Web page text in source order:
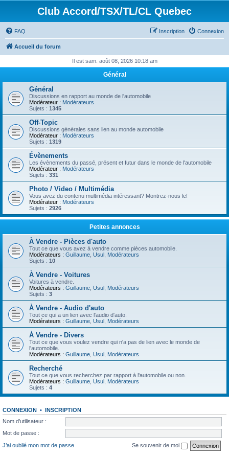
Club Accord/TSX/TL/CL Quebec
FAQ Connexion
Inscription
Accueil du forum
Il est sam. août 08, 2026 10:18 am
Général
Général
Discussions en rapport au monde de l'automobile
Modérateur : Modérateurs
Sujets : 1345
Off-Topic
Discussions générales sans lien au monde automobile
Modérateur : Modérateurs
Sujets : 1319
Évènements
Les évènements du passé, présent et futur dans le monde de l'automobile
Modérateur : Modérateurs
Sujets : 331
Photo / Video / Multimédia
Vous avez du contenu multimédia intéressant? Montrez-nous le!
Modérateur : Modérateurs
Sujets : 2926
Petites annonces
À Vendre - Pièces d'auto
Tout ce que vous avez à vendre comme pièces automobile.
Modérateurs : Guillaume Usul Modérateurs
Sujets : 10
À Vendre - Voitures
Voitures à vendre.
Modérateurs : Guillaume Usul Modérateurs
Sujets : 3
À Vendre - Audio d'auto
Tout ce qui a un lien avec l'audio d'auto.
Modérateurs : Guillaume Usul Modérateurs
À Vendre - Divers
Tout ce que vous voulez vendre qui n'a pas de lien avec le monde de
l'automobile.
Modérateurs : Guillaume Usul Modérateurs
Recherché
Tout ce que vous recherchez par rapport à l'automobile ou non.
Modérateurs : Guillaume Usul Modérateurs
Sujets : 4
CONNEXION • INSCRIPTION
Nom d’utilisateur :
Mot de passe :
J’ai oublié mon mot de passe
Se souvenir de moi